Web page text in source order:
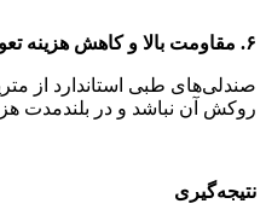
۶. مقاومت بالا و کاهش هزینه تعویض صندلی
صندلی‌های طبی استاندارد از
روکش آن نباشد و در بلندمدت
نتیجه‌گیری